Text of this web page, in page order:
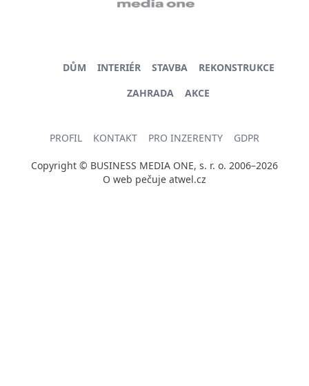
DŮM INTERIÉR STAVBA
REKONSTRUKCE
ZAHRADA
AKCE
PROFIL KONTAKT PRO INZERENTY GDPR
Copyright © BUSINESS MEDIA ONE, s. r. o. 2006–2026